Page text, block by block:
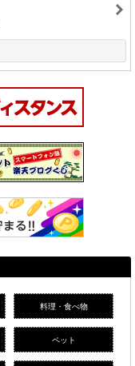
料理・食べ物
ペット